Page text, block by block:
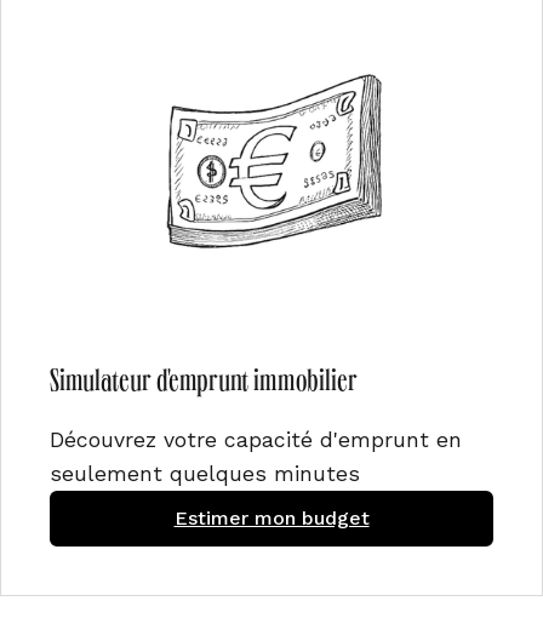
Simulateur d'emprunt immobilier
Découvrez votre capacité d'emprunt en
seulement quelques minutes
Estimer mon budget